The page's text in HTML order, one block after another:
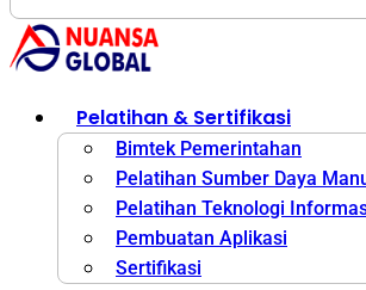
Pelatihan & Sertifikasi
Bimtek Pemerintahan
Pelatihan Sumber Daya
Pelatihan Teknologi
Pembuatan Aplikasi
Sertifikasi